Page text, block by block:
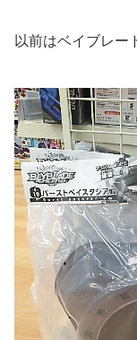
以前はベイブレー